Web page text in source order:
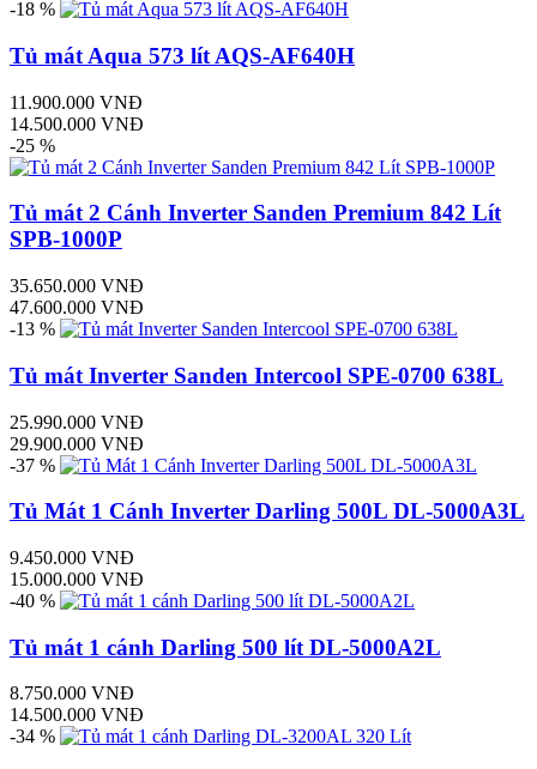
-18 %
Tủ mát Aqua 573 lít AQS-AF640H
11.900.000 VNĐ
14.500.000 VNĐ
-25 %
Tủ mát 2 Cánh Inverter Sanden Premium 842 Lít
SPB-1000P
35.650.000 VNĐ
47.600.000 VNĐ
-13 %
Tủ mát Inverter Sanden Intercool SPE-0700 638L
25.990.000 VNĐ
29.900.000 VNĐ
-37 %
Tủ Mát 1 Cánh Inverter Darling 500L DL-5000A3L
9.450.000 VNĐ
15.000.000 VNĐ
-40 %
Tủ mát 1 cánh Darling 500 lít DL-5000A2L
8.750.000 VNĐ
14.500.000 VNĐ
-34 %